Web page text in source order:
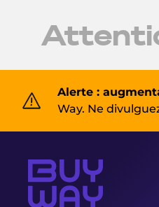
Alerte :
Way. Ne